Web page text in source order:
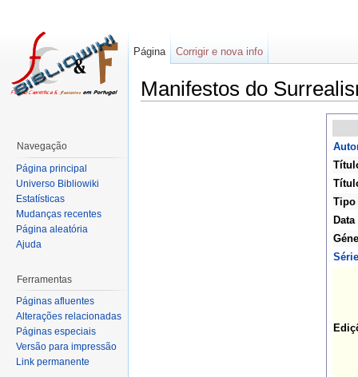
Manifestos do
Tipo
Série
Página Corrigir e nova info
Navegação
Página principal
Universo Bibliowiki
Estatísticas
Mudanças recentes
Página aleatória
Ajuda
Ferramentas
Páginas afluentes
Alterações relacionadas
Páginas especiais
Versão para impressão
Link permanente